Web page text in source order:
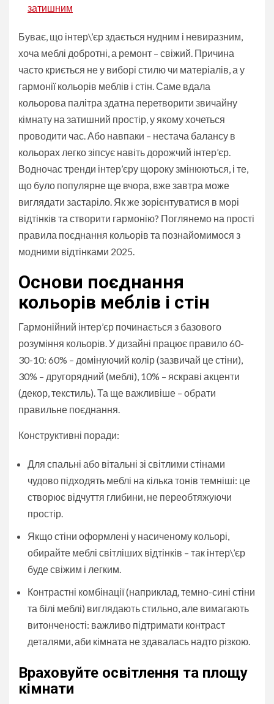
затишним
Буває, що інтер\’єр здається нудним і невиразним,
хоча меблі добротні, а ремонт – свіжий. Причина
часто криється не у виборі стилю чи матеріалів, а у
гармонії кольорів меблів і стін. Саме вдала
кольорова палітра здатна перетворити звичайну
кімнату на затишний простір, у якому хочеться
проводити час. Або навпаки – нестача балансу в
кольорах легко зіпсує навіть дорожчий інтер’єр.
Водночас тренди інтер’єру щороку змінюються, і те,
що було популярне ще вчора, вже завтра може
виглядати застаріло. Як же зорієнтуватися в морі
відтінків та створити гармонію? Поглянемо на прості
правила поєднання кольорів та познайомимося з
модними відтінками 2025.
Основи поєднання
кольорів меблів і стін
Гармонійний інтер’єр починається з базового
розуміння кольорів. У дизайні працює правило 60-
30-10: 60% – домінуючий колір (зазвичай це стіни),
30% – другорядний (меблі), 10% – яскраві акценти
(декор, текстиль). Та ще важливіше – обрати
правильне поєднання.
Конструктивні поради:
Для спальні або вітальні зі світлими стінами
чудово підходять меблі на кілька тонів темніші: це
створює відчуття глибини, не переобтяжуючи
простір.
Якщо стіни оформлені у насиченому кольорі,
обирайте меблі світліших відтінків – так інтер\’єр
буде свіжим і легким.
Контрастні комбінації (наприклад, темно-сині стіни
та білі меблі) виглядають стильно, але вимагають
витонченості: важливо підтримати контраст
деталями, аби кімната не здавалась надто різкою.
Враховуйте освітлення та площу
кімнати